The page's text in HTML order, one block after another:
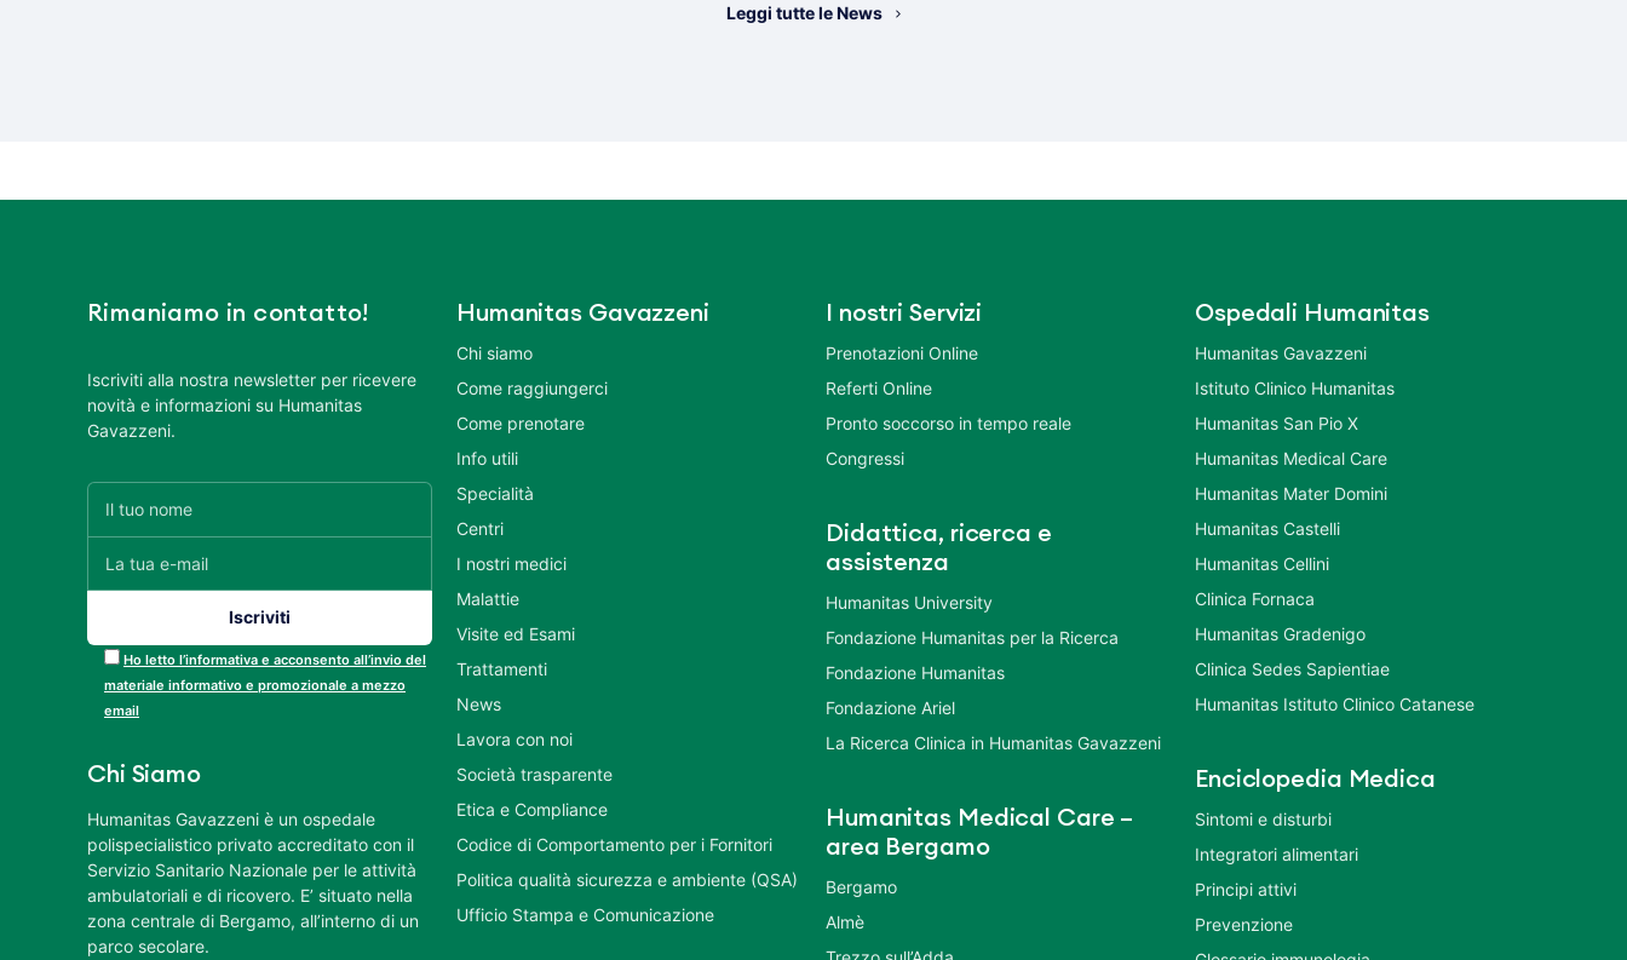
Leggi tutte le News
Rimaniamo in contatto!
Iscriviti alla nostra newsletter per ricevere
novità e informazioni su Humanitas
Gavazzeni.
Ho letto l’informativa e acconsento all’invio del
materiale informativo e promozionale a mezzo
email
Chi Siamo
Humanitas Gavazzeni è un ospedale
polispecialistico privato accreditato con il
Servizio Sanitario Nazionale per le attività
ambulatoriali e di ricovero. E’ situato nella
zona centrale di Bergamo, all’interno di un
parco secolare.
Humanitas Gavazzeni
Chi siamo
Come raggiungerci
Come prenotare
Info utili
Specialità
Centri
I nostri medici
Malattie
Visite ed Esami
Trattamenti
News
Lavora con noi
Società trasparente
Etica e Compliance
Codice di Comportamento per i Fornitori
Politica qualità sicurezza e ambiente (QSA)
Ufficio Stampa e Comunicazione
I nostri Servizi
Prenotazioni Online
Referti Online
Pronto soccorso in tempo reale
Congressi
Didattica, ricerca e
assistenza
Humanitas University
Fondazione Humanitas per la Ricerca
Fondazione Humanitas
Fondazione Ariel
La Ricerca Clinica in Humanitas Gavazzeni
Humanitas Medical Care –
area Bergamo
Bergamo
Almè
Ospedali Humanitas
Humanitas Gavazzeni
Istituto Clinico Humanitas
Humanitas San Pio X
Humanitas Medical Care
Humanitas Mater Domini
Humanitas Castelli
Humanitas Cellini
Clinica Fornaca
Humanitas Gradenigo
Clinica Sedes Sapientiae
Humanitas Istituto Clinico Catanese
Enciclopedia Medica
Sintomi e disturbi
Integratori alimentari
Principi attivi
Prevenzione